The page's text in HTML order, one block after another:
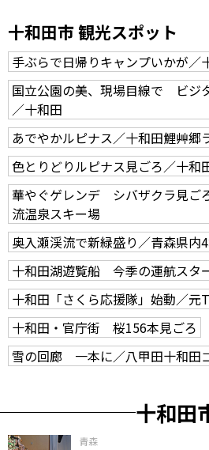
十和田市 観光スポット
手ぶらで日帰りキャンプいかが／
国立公園の美、現場目線で ビジ
／十和田
あでやかルピナス／十和田鯉艸郷
色とりどりルピナス見ごろ／十和
華やぐゲレンデ シバザクラ見ご
流温泉スキー場
奥入瀬渓流で新緑盛り／青森県内
十和田湖遊覧船 今季の運航スタ
十和田「さくら応援隊」始動／元
十和田・官庁街 桜156本見ごろ
雪の回廊 一本に／八甲田十和田
十和田
青森